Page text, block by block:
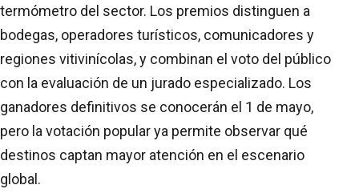
termómetro del sector. Los premios distinguen a
bodegas, operadores turísticos, comunicadores y
regiones vitivinícolas, y combinan el voto del público
con la evaluación de un jurado especializado. Los
ganadores definitivos se conocerán el 1 de mayo,
pero la votación popular ya permite observar qué
destinos captan mayor atención en el escenario
global.